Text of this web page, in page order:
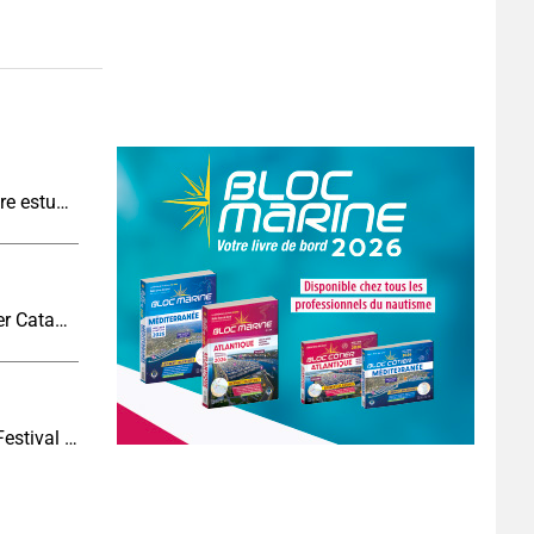
Pêche à l’anguille : une tradition qui se perd entre estuaires et nuit tombée
6 questions à Damien Dion, directeur d’Outremer Catamarans
Le slow nautisme s'invite au Cannes Yachting Festival : une autre façon de naviguer prend le large